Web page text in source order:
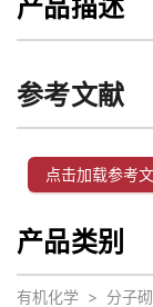
产品描述
参考文献
点击加载参考
产品类别
有机化学 > 分子